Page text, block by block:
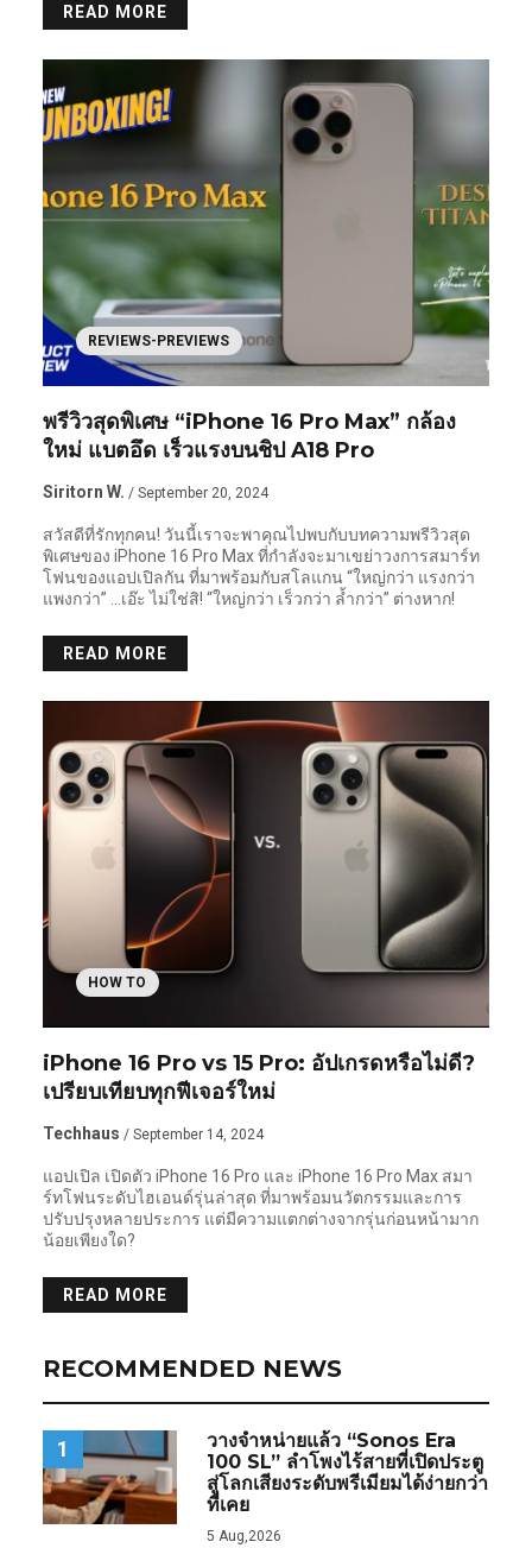
READ MORE
REVIEWS-PREVIEWS
พรีวิวสุดพิเศษ “iPhone 16 Pro Max” กล้อง
ใหม่ แบตอึด เร็วแรงบนชิป A18 Pro
Siritorn W. / September 20, 2024
สวัสดีที่รักทุกคน! วันนี้เราจะพาคุณไปพบกับบทความพรีวิวสุด
พิเศษของ iPhone 16 Pro Max ที่กำลังจะมาเขย่าวงการสมาร์ท
โฟนของแอปเปิลกัน ที่มาพร้อมกับสโลแกน “ใหญ่กว่า แรงกว่า
แพงกว่า” …เอ๊ะ ไม่ใช่สิ! “ใหญ่กว่า เร็วกว่า ล้ำกว่า” ต่างหาก!
READ MORE
HOW TO
iPhone 16 Pro vs 15 Pro: อัปเกรดหรือไม่ดี?
เปรียบเทียบทุกฟีเจอร์ใหม่
Techhaus / September 14, 2024
แอปเปิล เปิดตัว iPhone 16 Pro และ iPhone 16 Pro Max สมา
ร์ทโฟนระดับไฮเอนด์รุ่นล่าสุด ที่มาพร้อมนวัตกรรมและการ
ปรับปรุงหลายประการ แต่มีความแตกต่างจากรุ่นก่อนหน้ามาก
น้อยเพียงใด?
READ MORE
RECOMMENDED NEWS
1
วางจำหน่ายแล้ว “Sonos Era
100 SL” ลำโพงไร้สายที่เปิดประตู
สู่โลกเสียงระดับพรีเมียมได้ง่ายกว่า
ที่เคย
5 Aug,2026